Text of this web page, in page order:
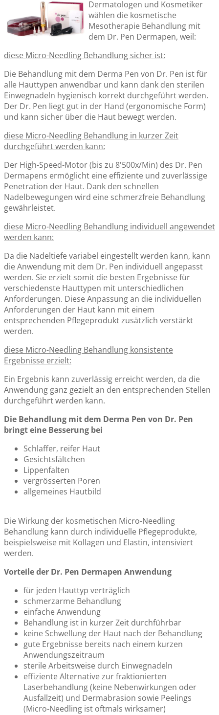
Dermatologen und Kosmetiker
wählen die kosmetische
Mesotherapie Behandlung mit
dem Dr. Pen Dermapen, weil:
diese Micro-Needling Behandlung sicher ist:
Die Behandlung mit dem Derma Pen von Dr. Pen ist für
alle Hauttypen anwendbar und kann dank den sterilen
Einwegnadeln hygienisch korrekt durchgeführt werden.
Der Dr. Pen liegt gut in der Hand (ergonomische Form)
und kann sicher über die Haut bewegt werden.
diese Micro-Needling Behandlung in kurzer Zeit
durchgeführt werden kann:
Der High-Speed-Motor (bis zu 8'500x/Min) des Dr. Pen
Dermapens ermöglicht eine effiziente und zuverlässige
Penetration der Haut. Dank den schnellen
Nadelbewegungen wird eine schmerzfreie Behandlung
gewährleistet.
diese Micro-Needling Behandlung individuell angewendet
werden kann:
Da die Nadeltiefe variabel eingestellt werden kann, kann
die Anwendung mit dem Dr. Pen individuell angepasst
werden. Sie erzielt somit die besten Ergebnisse für
verschiedenste Hauttypen mit unterschiedlichen
Anforderungen. Diese Anpassung an die individuellen
Anforderungen der Haut kann mit einem
entsprechenden Pflegeprodukt zusätzlich verstärkt
werden.
diese Micro-Needling Behandlung konsistente
Ergebnisse erzielt:
Ein Ergebnis kann zuverlässig erreicht werden, da die
Anwendung ganz gezielt an den entsprechenden Stellen
durchgeführt werden kann.
Die Behandlung mit dem Derma Pen von Dr. Pen
bringt eine Besserung bei
Schlaffer, reifer Haut
Gesichtsfältchen
Lippenfalten
vergrösserten Poren
allgemeines Hautbild
Die Wirkung der kosmetischen Micro-Needling
Behandlung kann durch individuelle Pflegeprodukte,
beispielsweise mit Kollagen und Elastin, intensiviert
werden.
Vorteile der Dr. Pen Dermapen Anwendung
für jeden Hauttyp verträglich
schmerzarme Behandlung
einfache Anwendung
Behandlung ist in kurzer Zeit durchführbar
keine Schwellung der Haut nach der Behandlung
gute Ergebnisse bereits nach einem kurzen
Anwendungszeitraum
sterile Arbeitsweise durch Einwegnadeln
effiziente Alternative zur fraktionierten
Laserbehandlung (keine Nebenwirkungen oder
Ausfallzeit) und Dermabrasion sowie Peelings
(Micro-Needling ist oftmals wirksamer)